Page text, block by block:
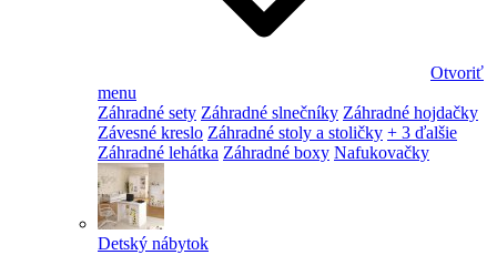
Otvoriť
menu
Záhradné sety Záhradné slnečníky Záhradné hojdačky
Závesné kreslo Záhradné stoly a stoličky + 3 ďalšie
Záhradné lehátka Záhradné boxy Nafukovačky
Detský nábytok